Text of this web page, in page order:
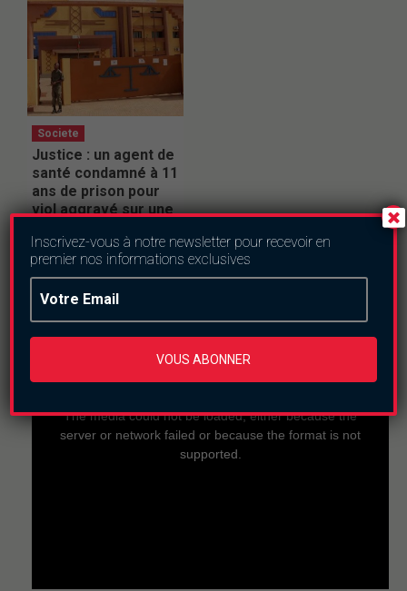
Societe
Justice : un agent de
santé condamné à 11
ans de prison pour
viol aggravé sur une
samedi le 18 juillet 2026
En direct
a
The media could not be loaded, either because the
server or network failed or because the format is not
supported.
Inscrivez-vous à notre newsletter pour recevoir en
premier nos informations exclusives
VOUS ABONNER